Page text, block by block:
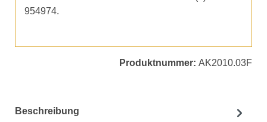
954974.
Produktnummer: AK2010.03F
Beschreibung